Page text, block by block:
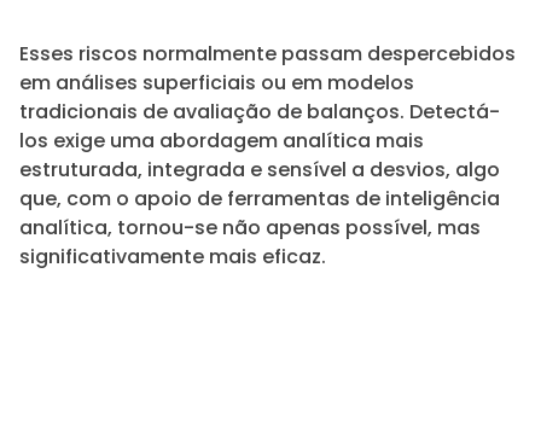
Esses riscos normalmente passam despercebidos
em análises superficiais ou em modelos
tradicionais de avaliação de balanços. Detectá-
los exige uma abordagem analítica mais
estruturada, integrada e sensível a desvios, algo
que, com o apoio de ferramentas de inteligência
analítica, tornou-se não apenas possível, mas
significativamente mais eficaz.